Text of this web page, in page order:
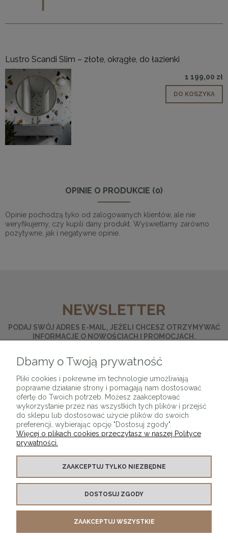
Lustro Scandi Slim – złote, okrągłe, do łazienki
1 199,00 zł
DO KOSZYKA
OPINIE O PRODUKCIE (0)
Opinie pochodzą tyko od zalogowanych klientów, ale nie
weryfikujemy, czy kupili dany produkt. Wyświetlamy zarówno
pozytywne, jak i negatywne opinie.
NEWSLETTER
PODAJ SWÓJ ADRES E-MAIL, JEŻELI CHCESZ OTRZYMYWAĆ
INFORMACJE O NOWOŚCIACH I PROMOCJACH.
KONTAKT Z NAMI
MOJE KONTO
Dbamy o Twoją prywatność
Pliki cookies i pokrewne im technologie umożliwiają
poprawne działanie strony i pomagają nam dostosować
ofertę do Twoich potrzeb. Możesz zaakceptować
wykorzystanie przez nas wszystkich tych plików i przejść
do sklepu lub dostosować użycie plików do swoich
preferencji, wybierając opcję "Dostosuj zgody".
Więcej o plikach cookies przeczytasz w naszej Polityce
prywatności.
ZAAKCEPTUJ TYLKO NIEZBĘDNE
DOSTOSUJ ZGODY
ZAAKCEPTUJ WSZYSTKIE